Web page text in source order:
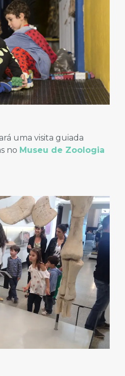
uma visita guiada
no Museu de Zoologia